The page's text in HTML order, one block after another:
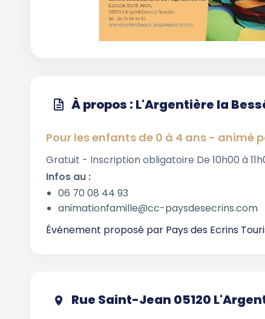
À propos : L'Argentière la
Pour les enfants de 0 à 4 ans - animé
Gratuit - Inscription obligatoire De 10h00 à
Infos au :
06 70 08 44 93
animationfamille@cc-paysdesecrins.com
Événement proposé par Pays des Ecrins
Rue Saint-Jean 05120